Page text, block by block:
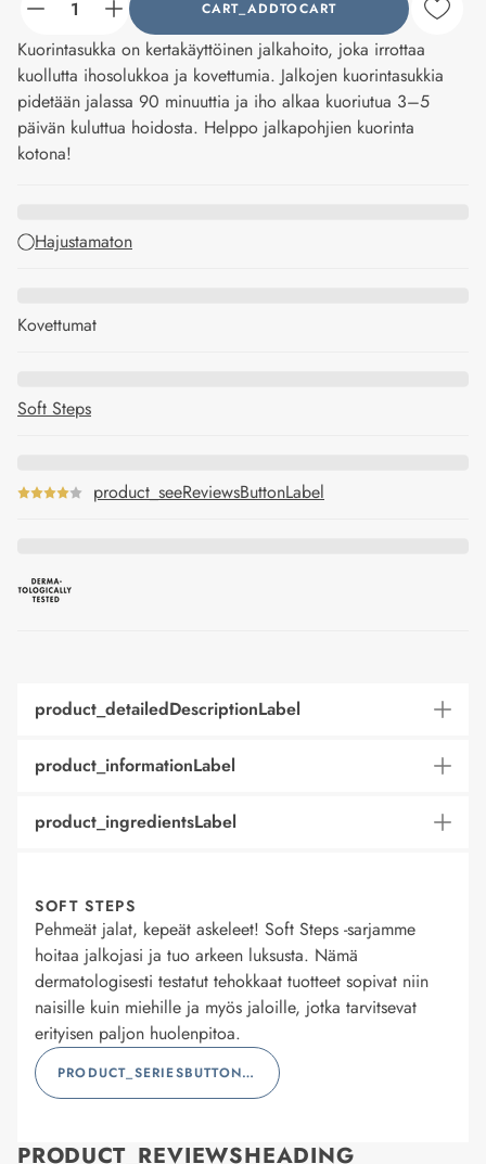
counter_current CART_ADDTOCART
Kuorintasukka on kertakäyttöinen jalkahoito, joka irrottaa
kuollutta ihosolukkoa ja kovettumia. Jalkojen kuorintasukkia
pidetään jalassa 90 minuuttia ja iho alkaa kuoriutua 3–5
päivän kuluttua hoidosta. Helppo jalkapohjien kuorinta
kotona!
Hajustamaton
Kovettumat
Soft Steps
product_seeReviewsButtonLabel
product_detailedDescriptionLabel
product_informationLabel
product_ingredientsLabel
SOFT STEPS
Pehmeät jalat, kepeät askeleet! Soft Steps -sarjamme
hoitaa jalkojasi ja tuo arkeen luksusta. Nämä
dermatologisesti testatut tehokkaat tuotteet sopivat niin
naisille kuin miehille ja myös jaloille, jotka tarvitsevat
erityisen paljon huolenpitoa.
PRODUCT_SERIESBUTTONLABEL
PRODUCT_REVIEWSHEADING